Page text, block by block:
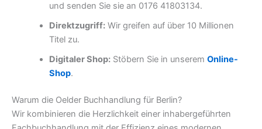
und senden Sie sie an 0176 41803134.
Direktzugriff:Wir greifen auf über 10 Millionen
Titel zu.
Digitaler Shop:Stöbern Sie in unserem Online-
Shop.
Warum die Oelder Buchhandlung für Berlin?
Wir kombinieren die Herzlichkeit einer inhabergeführten